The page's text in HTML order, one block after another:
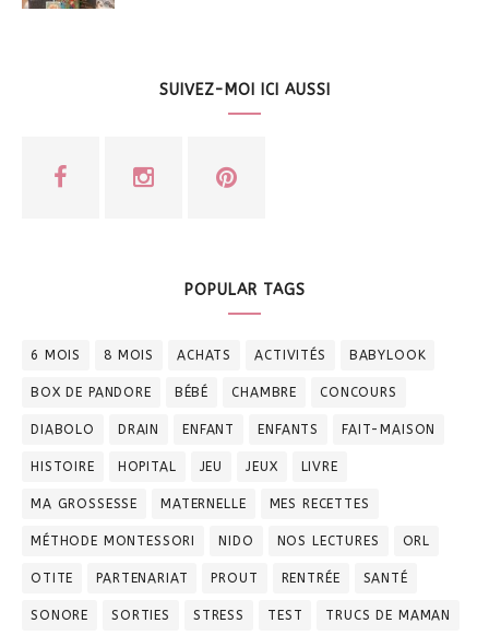
SUIVEZ-MOI ICI AUSSI
POPULAR TAGS
6 MOIS 8 MOIS ACHATS ACTIVITÉS BABYLOOK
BOX DE PANDORE BÉBÉ CHAMBRE CONCOURS
DIABOLO DRAIN ENFANT ENFANTS FAIT-MAISON
HISTOIRE HOPITAL JEU JEUX LIVRE
MA GROSSESSE MATERNELLE MES RECETTES
MÉTHODE MONTESSORI NIDO NOS LECTURES ORL
OTITE PARTENARIAT PROUT RENTRÉE SANTÉ
SONORE SORTIES STRESS TEST TRUCS DE MAMAN